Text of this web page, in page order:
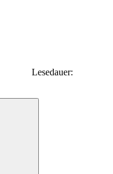
Lesedauer: